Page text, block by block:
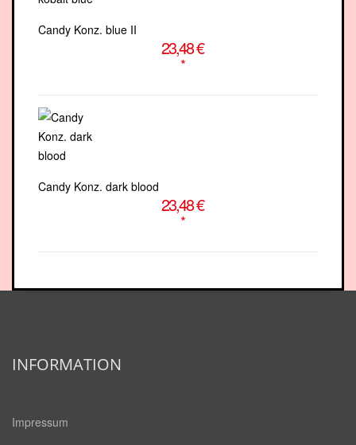
Candy Konz. blue II
23,48 €
*
Candy Konz. dark blood
23,48 €
*
INFORMATION
Impressum